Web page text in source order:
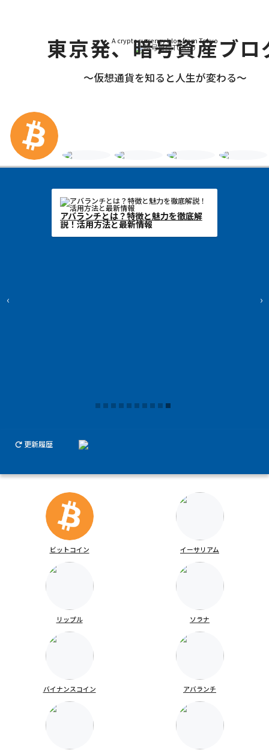
A cryptocurrency blog from Tokyo
東京発、暗号資産ブロ
～仮想通貨を知ると人生が変わる～
ェーンリンクとは？分散型オラクル
ットワークの仕組みと活用事例
‹ ›
更新履歴
ビットコイン イーサリアム
リップル ソラナ
バイナンスコイン アバランチ